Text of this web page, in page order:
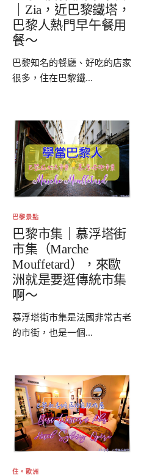
｜Zia，近巴黎鐵塔，
巴黎人熱門早午餐用
餐～
巴黎知名的餐廳、好吃的店家
很多，住在巴黎鐵...
巴黎景點
巴黎市集｜慕浮塔街
市集（Marche
Mouffetard），來歐
洲就是要逛傳統市集
啊～
慕浮塔街市集是法國非常古老
的市街，也是一個...
住。歐洲